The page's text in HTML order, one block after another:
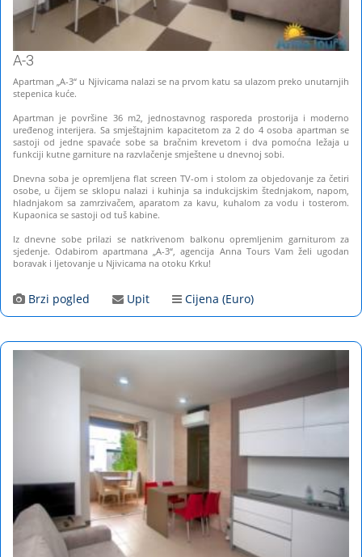
A-3
Apartman „A-3“ u Njivicama nalazi se na prvom katu sa ulazom preko unutarnjih
stepenica kuće.
Apartman je površine 36 m2, jednostavnog rasporeda prostorija i moderno
uređenog interijera. Sa smještajnim kapacitetom za 2 do 4 osoba apartman se
sastoji od jedne spavaće sobe sa bračnim krevetom i dva pomoćna ležaja u
funkciji kutne garniture na razvlačenje smještene u dnevnoj sobi.
Dnevna soba je opremljena flat screen TV-om i stolom za objedovanje za četiri
osobe, u čijem se sklopu nalazi i kuhinja sa indukcijskim štednjakom, napom,
hladnjakom sa zamrzivačem, aparatom za kavu, kuhalom za vodu i tosterom.
Kupaonica se sastoji od tuš kabine.
Iz dnevne sobe prilazi se natkrivenom balkonu opremljenim garniturom za
sjedenje. Odabirom apartmana „A-3“, agencija Anna Tours Vam želi ugodan
boravak i ljetovanje u Njivicama na otoku Krku!
Brzi pogled Upit Cijena (Euro)